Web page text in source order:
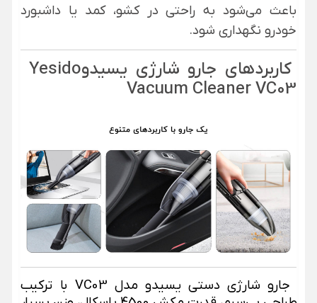
باعث می‌شود به راحتی در کشو، کمد یا داشبورد
خودرو نگهداری شود.
کاربردهای جارو شارژی یسیدوYesido
Vacuum Cleaner VC03
جارو شارژی دستی یسیدو مدلVC03 با ترکیب